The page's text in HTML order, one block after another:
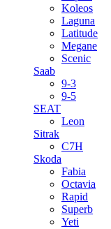
Koleos
Laguna
Latitude
Megane
Scenic
Saab
9-3
9-5
SEAT
Leon
Sitrak
C7H
Skoda
Fabia
Octavia
Rapid
Superb
Yeti